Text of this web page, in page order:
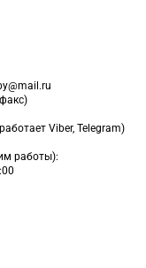
Viber, Telegram)
работы):